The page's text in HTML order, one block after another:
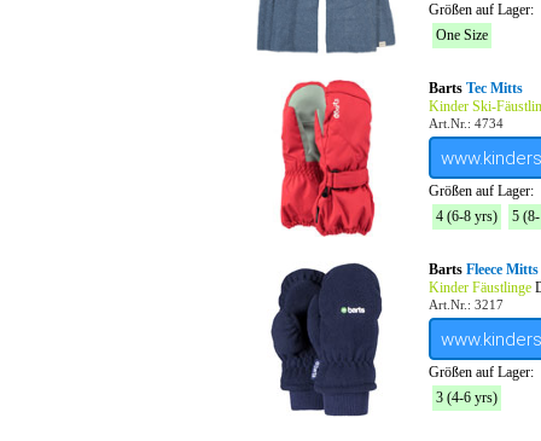
Größen auf Lager:
One Size
Barts Tec Mitts
Kinder Ski-
Art.Nr.: 4734
Größen auf Lager:
4 (6-8 yrs)
5
Barts Fleece
Kinder Fäustlinge
Art.Nr.: 3217
Größen auf Lager:
3 (4-6 yrs)